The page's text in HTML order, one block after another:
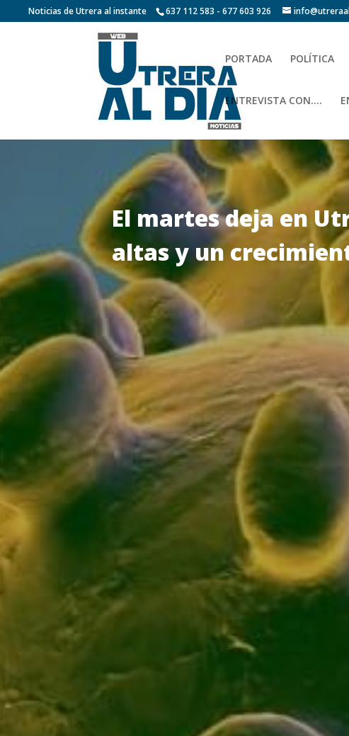
Noticias de Utrera al instante 637 112 583 - 677 603 926
PORTADA POLÍTICA
ENTREVISTA CON….
El martes deja en
altas y un